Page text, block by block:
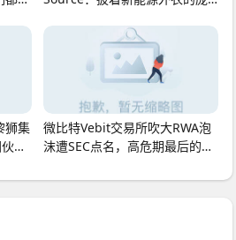
狮集
换
微比特Vebit交易所吹大RWA泡
沫遭SEC点名，高危期最后的接